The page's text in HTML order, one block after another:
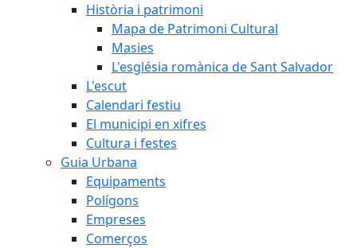
Història i patrimoni
Mapa de Patrimoni Cultural
Masies
L'església romànica de Sant Salvador
L'escut
Calendari festiu
El municipi en xifres
Cultura i festes
Guia Urbana
Equipaments
Polígons
Empreses
Comerços